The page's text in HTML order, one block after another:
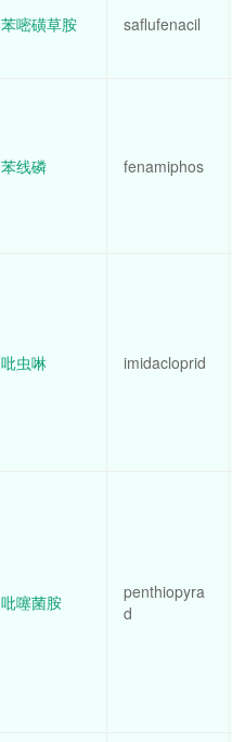
苯嘧磺草胺 saflufenacil
苯线磷 fenamiphos
吡虫啉 imidacloprid
吡噻菌胺
penthiopyra
d